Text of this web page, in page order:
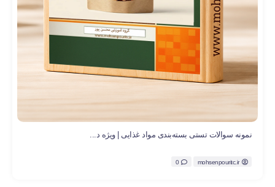
نمونه سوالات تستی بسته‌بندی مواد غذایی | ویژه د...
mohsenpouritc.ir
0